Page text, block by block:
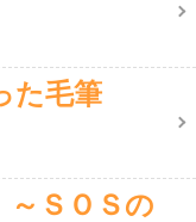
た毛筆
ＳＯＳの